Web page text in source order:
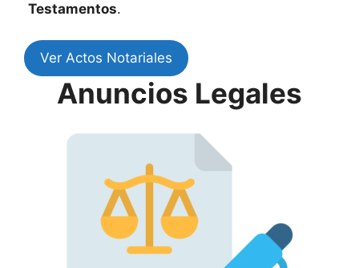
Testamentos.
Ver Actos Notariales
Anuncios Legales